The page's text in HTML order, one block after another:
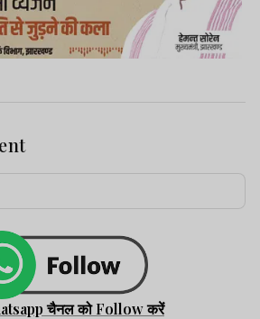
चैनल को Follow करें